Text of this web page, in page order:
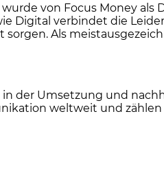
von Focus Money
Digital verbindet die
Als
der Umsetzung und
weltweit und zählen